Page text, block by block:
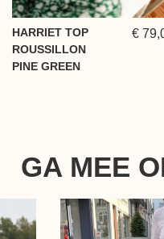
HARRIET TOP
ROUSSILLON
PINE GREEN
€
GA MEE